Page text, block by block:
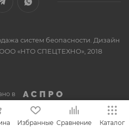
систем беопасности. Дизайн
ООО «НТО СПЕЦТЕХНО», 2018
в
Избранные Сравнение Каталог